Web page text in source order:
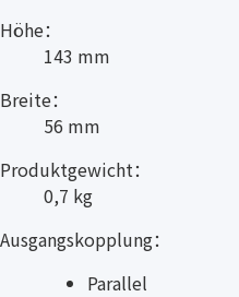
Höhe：
143 mm
Breite：
56 mm
Produktgewicht：
0,7 kg
Ausgangskopplung：
Parallel